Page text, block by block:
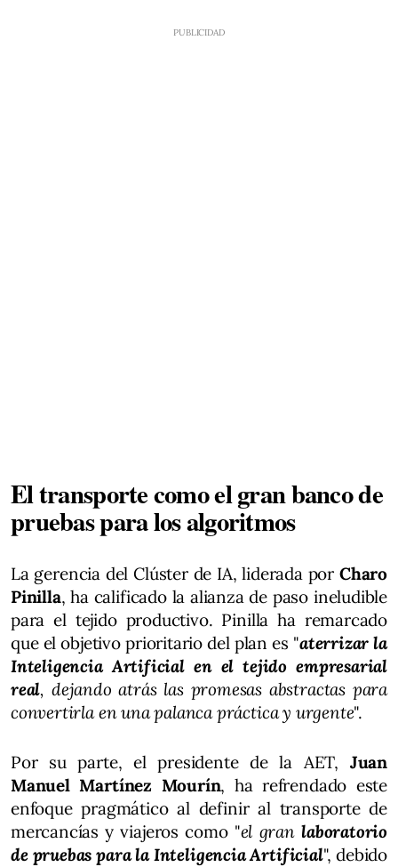
El transporte como el gran banco de
pruebas para los algoritmos
La gerencia del Clúster de IA, liderada por Charo
Pinilla, ha calificado la alianza de paso ineludible
para el tejido productivo. Pinilla ha remarcado
que el objetivo prioritario del plan es "aterrizar la
Inteligencia Artificial en el tejido empresarial
real, dejando atrás las promesas abstractas para
convertirla en una palanca práctica y urgente".
Por su parte, el presidente de la AET, Juan
Manuel Martínez Mourín, ha refrendado este
enfoque pragmático al definir al transporte de
mercancías y viajeros como "el granlaboratorio
de pruebas para la Inteligencia Artificial", debido